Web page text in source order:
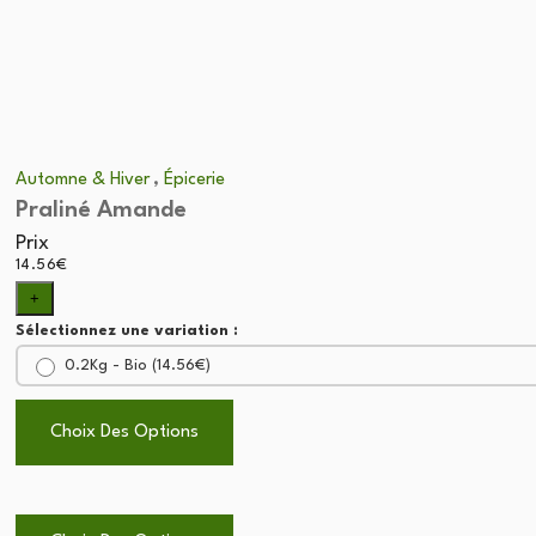
Automne & Hiver , Épicerie
Praliné Amande
Prix
14.56€
+
Sélectionnez une variation :
0.2Kg - Bio (14.56€)
Choix Des Options
a
Ce